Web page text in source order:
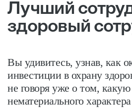
Лучший
здоровый
Вы удивитесь, узнав, как
инвестиции в охрану
не говоря уже о том, какую
нематериального